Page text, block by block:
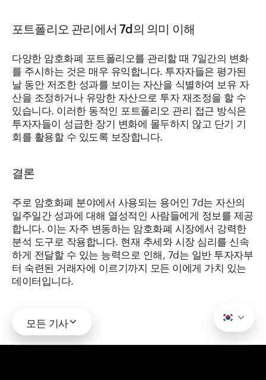
포트폴리오 관리에서 7d의 의미 이해
다양한 암호화폐 포트폴리오를 관리할 때 7일간의 변화
를 주시하는 것은 매우 유익합니다. 투자자들은 평가된
날 동안 저조한 성과를 보이는 자산을 식별하여 보유 자
산을 조정하거나 유망한 자산으로 투자 재조정을 할 수
있습니다. 이러한 동적인 포트폴리오 관리 접근 방식은
투자자들이 성급한 장기 변화에 몰두하지 않고 단기 기
회를 활용할 수 있도록 보장합니다.
결론
주로 암호화폐 분야에서 사용되는 용어인 7d는 자산의
일주일간 성과에 대해 열성적인 사람들에게 정보를 제공
합니다. 이는 자주 변동하는 암호화폐 시장에서 강력한
분석 도구로 작용합니다. 현재 추세와 시장 심리를 신속
하게 전달할 수 있는 능력으로 인해, 7d는 일반 투자자부
터 숙련된 거래자에 이르기까지 모든 이에게 가치 있는
데이터입니다.
모든 기사